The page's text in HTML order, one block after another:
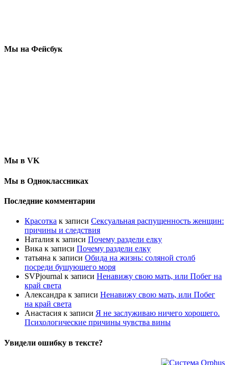
Мы на Фейсбук
Мы в VK
Мы в Одноклассниках
Последние комментарии
Красотка к записи Сексуальная распущенность женщин:
причины и следствия
Наталия к записи Почему раздели елку
Вика к записи Почему раздели елку
татьяна к записи Обида на жизнь: соляной столб
посреди бушующего моря
SVPjournal к записи Ненавижу свою мать, или Побег на
край света
Александра к записи Ненавижу свою мать, или Побег
на край света
Анастасия к записи Я не заслуживаю ничего хорошего.
Психологические причины чувства вины
Увидели ошибку в тексте?